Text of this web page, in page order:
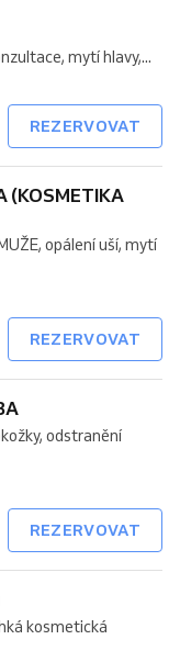
mytí hlavy,...
REZERVOVAT
(KOSMETIKA
opálení uší, mytí
REZERVOVAT
odstranění
REZERVOVAT
kosmetická